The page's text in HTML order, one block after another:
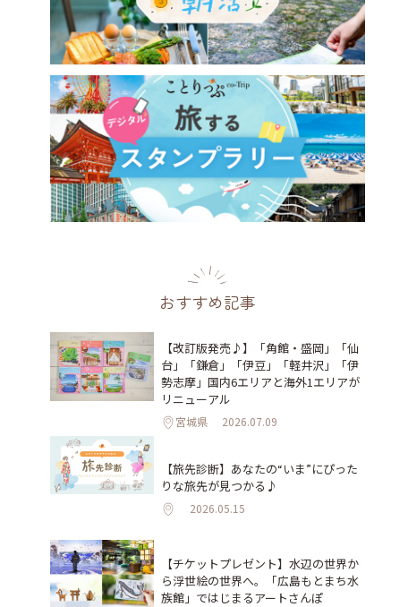
おすすめ記事
【改訂版発売♪】「角館・盛岡」「仙
台」「鎌倉」「伊豆」「軽井沢」「伊
勢志摩」国内6エリアと海外1エリアが
リニューアル
宮城県 2026.07.09
【旅先診断】あなたの“いま”にぴった
りな旅先が見つかる♪
2026.05.15
【チケットプレゼント】水辺の世界か
ら浮世絵の世界へ。「広島もとまち水
族館」ではじまるアートさんぽ